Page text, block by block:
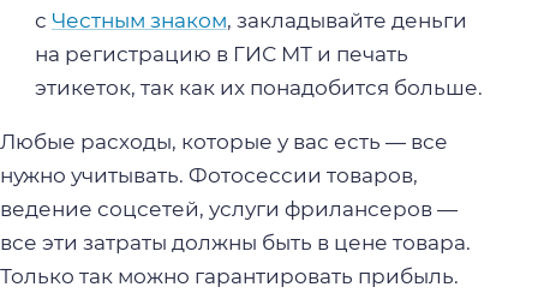
с Честным знаком, закладывайте деньги
на регистрацию в ГИС МТ и печать
этикеток, так как их понадобится больше.
Любые расходы, которые у вас есть — все
нужно учитывать. Фотосессии товаров,
ведение соцсетей, услуги фрилансеров —
все эти затраты должны быть в цене товара.
Только так можно гарантировать прибыль.